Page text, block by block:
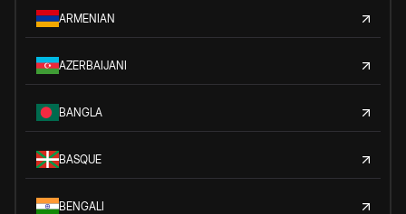
ARMENIAN
AZERBAIJANI
BANGLA
BASQUE
BENGALI